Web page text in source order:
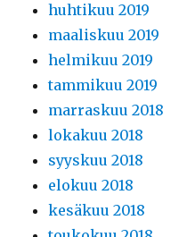
huhtikuu 2019
maaliskuu 2019
helmikuu 2019
tammikuu 2019
marraskuu 2018
lokakuu 2018
syyskuu 2018
elokuu 2018
kesäkuu 2018